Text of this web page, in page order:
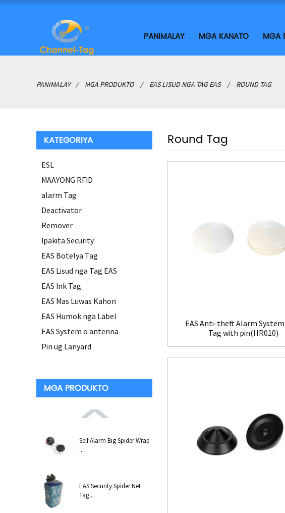
PANIMALAY MGA KANATO MGA
PANIMALAY MGA PRODUKTO EAS LISUD NGA TAG EAS ROUND TAG
KATEGORIYA
ESL
MAAYONG RFID
alarm Tag
Deactivator
Remover
Ipakita Security
EAS Botelya Tag
EAS Lisud nga Tag EAS
EAS Ink Tag
EAS Mas Luwas Kahon
EAS Humok nga Label
EAS System o antenna
Pin ug Lanyard
MGA PRODUKTO
Self Alarm Big Spider Wrap
...
EAS Security Spider Net
Tag...
Round Tag
EAS Anti-theft Alarm
Tag with pin(HR010)